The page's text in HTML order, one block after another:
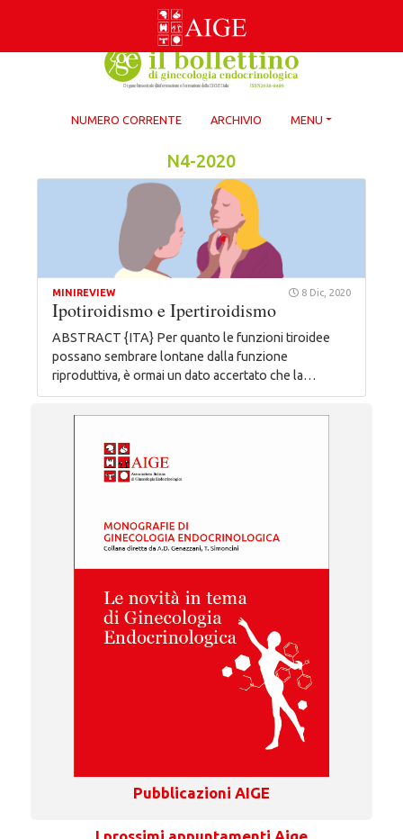
NUMERO CORRENTE ARCHIVIO MENU
N4-2020
MINIREVIEW 8 Dic, 2020
Ipotiroidismo e Ipertiroidismo
ABSTRACT {ITA} Per quanto le funzioni tiroidee
possano sembrare lontane dalla funzione
riproduttiva, è ormai un dato accertato che la…
Pubblicazioni AIGE